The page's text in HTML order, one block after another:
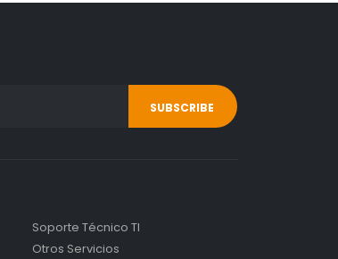
Soporte Técnico TI
Otros Servicios